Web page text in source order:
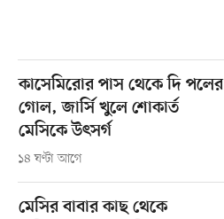
কাসেমিরোর পাস থেকে দি পলের
গোল, জার্সি খুলে শোকার্ত
মেসিকে উৎসর্গ
১৪ ঘণ্টা আগে
মেসির বাবার কাছ থেকে